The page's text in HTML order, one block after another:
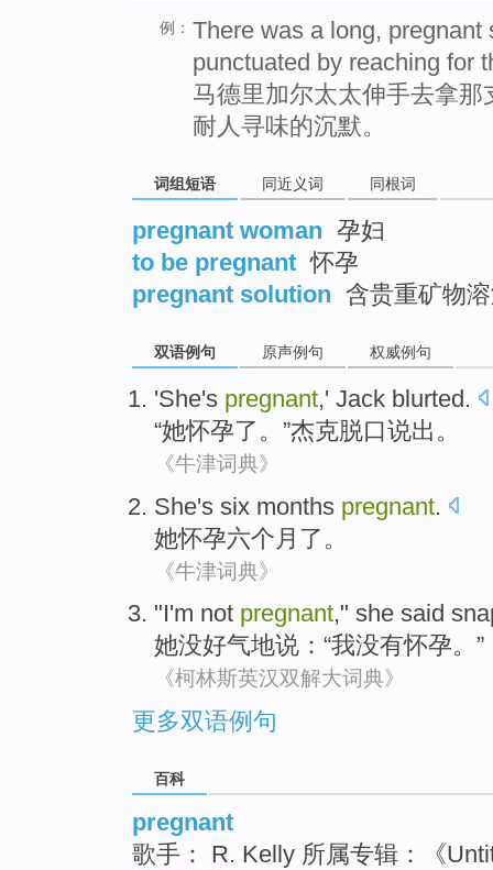
例： There was a long,
punctuated by reaching for
马德里加尔太太伸手去拿
耐人寻味的沉默。
词组短语 同近义词 同根词
pregnant woman 孕妇
to be pregnant 怀孕
pregnant solution 含贵重矿物
双语例句 原声例句 权威例句
'She's pregnant,' Jack blurted.
“她怀孕了。”杰克脱口说出 。
《牛津词典》
She's six months pregnant.
她怀孕六个月 了。
《牛津词典》
"I'm not pregnant," she said
她没好气地说 ：“我没有怀孕。”
《柯林斯英汉双解大词典》
更多双语例句
百科
pregnant
歌手： R. Kelly 所属专辑：《